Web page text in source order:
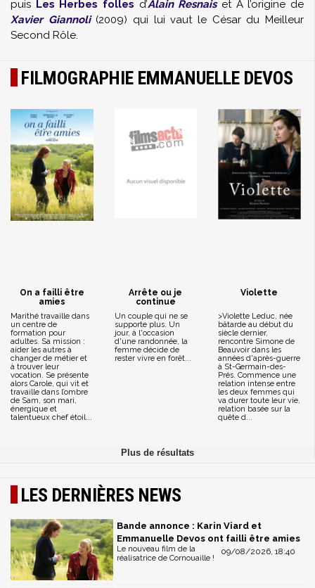
puis Les Herbes folles d’Alain Resnaiset À l’origine de
Xavier Giannoli(2009) qui lui vaut le César du Meilleur
Second Rôle.
FILMOGRAPHIE EMMANUELLE DEVOS
On a failli être
amies
Marithé travaille dans
un centre de
formation pour
adultes. Sa mission :
aider les autres à
changer de métier et
à trouver leur
vocation. Se présente
alors Carole, qui vit et
travaille dans l’ombre
de Sam, son mari,
énergique et
talentueux chef étoil...
Arrête ou je
continue
Un couple qui ne se
supporte plus. Un
jour, à l'occasion
d'une randonnée, la
femme décide de
rester vivre en forêt...
Violette
>Violette Leduc, née
bâtarde au début du
siècle dernier,
rencontre Simone de
Beauvoir dans les
années d'après-guerre
à St-Germain-des-
Prés. Commence une
relation intense entre
les deux femmes qui
va durer toute leur vie,
relation basée sur la
quête d...
LES DERNIÈRES NEWS
Bande annonce : Karin Viard et
Emmanuelle Devos ont failli être amies
09/08/2026, 18:40
Le nouveau film de la
réalisatrice de Cornouaille !